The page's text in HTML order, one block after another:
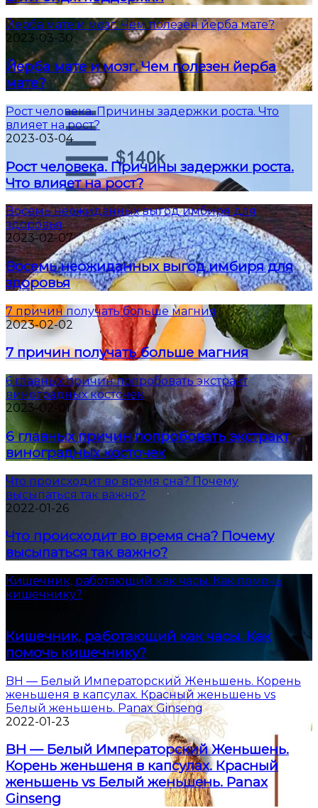
Йерба мате и мозг. Чем полезен йерба мате?
2023-03-30
Йерба мате и мозг. Чем полезен йерба
мате?
Рост человека. Причины задержки роста. Что
влияет на рост?
2023-03-04
Рост человека. Причины задержки роста.
Что влияет на рост?
Восемь неожиданных выгод имбиря для
здоровья
2023-02-07
Восемь неожиданных выгод имбиря для
здоровья
7 причин получать больше магния
2023-02-02
7 причин получать больше магния
6 главных причин попробовать экстракт
виноградных косточек
2023-02-01
6 главных причин попробовать экстракт
виноградных косточек
Что происходит во время сна? Почему
высыпаться так важно?
2022-01-26
Что происходит во время сна? Почему
высыпаться так важно?
Кишечник, работающий как часы. Как помочь
кишечнику?
Кишечник, работающий как часы. Как
помочь кишечнику?
BH — Белый Императорский Женьшень. Корень
женьшеня в капсулах. Красный женьшень vs
Белый женьшень. Panax Ginseng
2022-01-23
BH — Белый Императорский Женьшень.
Корень женьшеня в капсулах. Красный
женьшень vs Белый женьшень. Panax
Ginseng